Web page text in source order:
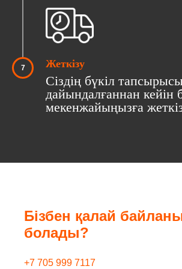
Жеткізу
Сіздің бүкіл
дайындалғаннан кейін
мекенжайыңызға
Бізбен қалай
болады?
+7 705 999 7117